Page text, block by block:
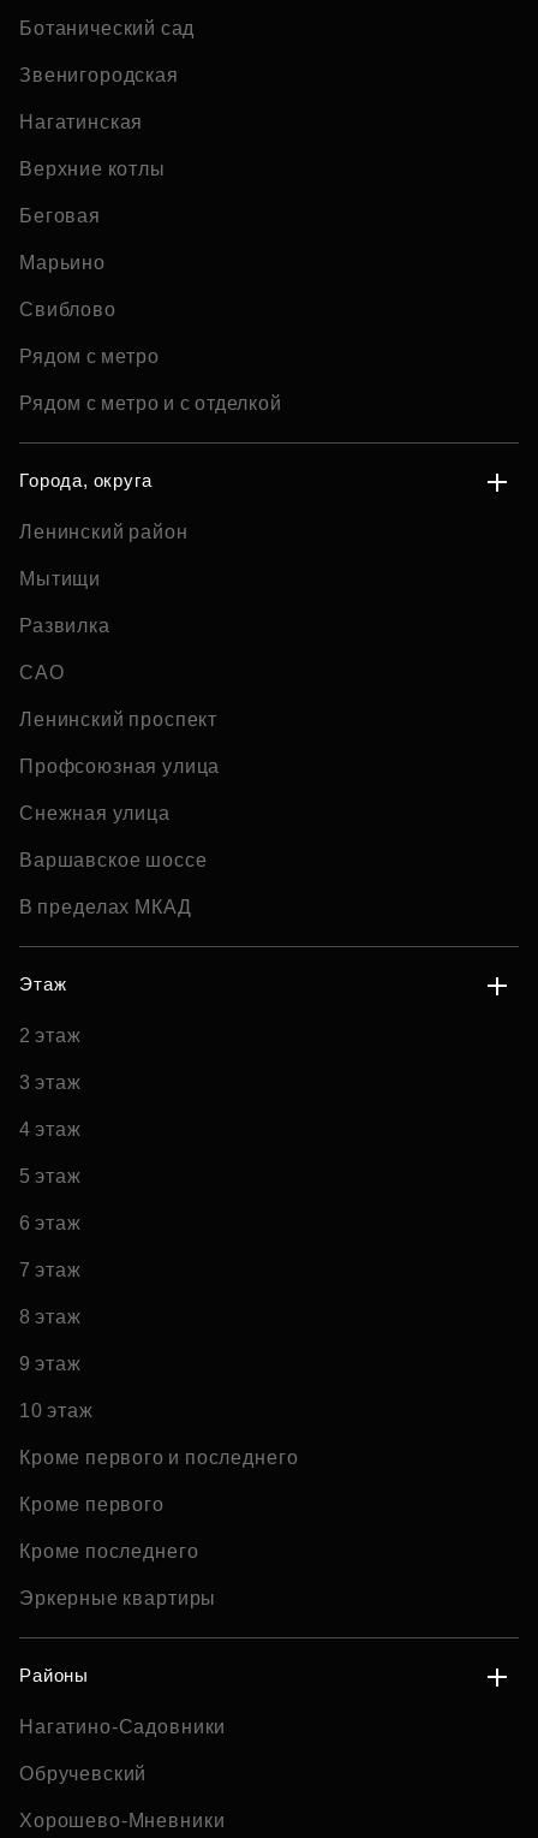
Ботанический сад
Звенигородская
Нагатинская
Верхние котлы
Беговая
Марьино
Свиблово
Рядом с метро
Рядом с метро и с отделкой
Города, округа
Ленинский район
Мытищи
Развилка
САО
Ленинский проспект
Профсоюзная улица
Снежная улица
Варшавское шоссе
В пределах МКАД
Этаж
2 этаж
3 этаж
4 этаж
5 этаж
6 этаж
7 этаж
8 этаж
9 этаж
10 этаж
Кроме первого и последнего
Кроме первого
Кроме последнего
Эркерные квартиры
Районы
Нагатино-Садовники
Обручевский
Хорошево-Мневники